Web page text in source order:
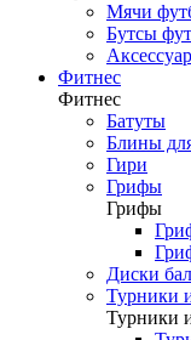
Мячи
Бутсы
Фитнес
Фитнес
Батуты
Блины
Гири
Грифы
Грифы
Диски
Турники
Турники